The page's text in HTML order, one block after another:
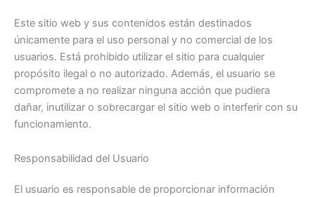
Este sitio web y sus contenidos están destinados
únicamente para el uso personal y no comercial de los
usuarios. Está prohibido utilizar el sitio para cualquier
propósito ilegal o no autorizado. Además, el usuario se
compromete a no realizar ninguna acción que pudiera
dañar, inutilizar o sobrecargar el sitio web o interferir con su
funcionamiento.
Responsabilidad del Usuario
El usuario es responsable de proporcionar información